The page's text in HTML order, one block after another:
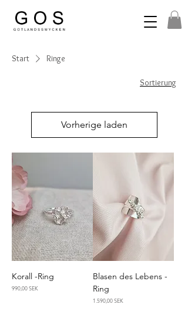
Start Ringe
Sortierung
Vorherige laden
Korall -Ring
Preis
990,00 SEK
Blasen des Lebens -
Ring
Preis
1.590,00 SEK